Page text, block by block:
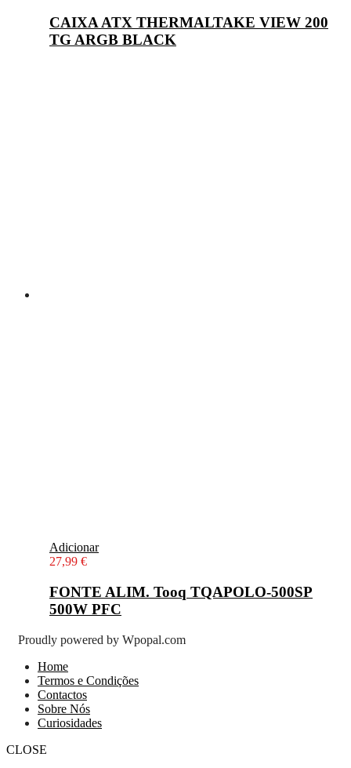
CAIXA ATX THERMALTAKE VIEW 200
TG ARGB BLACK
Adicionar
27,99 €
FONTE ALIM. Tooq TQAPOLO-500SP
500W PFC
Proudly powered by Wpopal.com
Home
Termos e Condições
Contactos
Sobre Nós
Curiosidades
CLOSE